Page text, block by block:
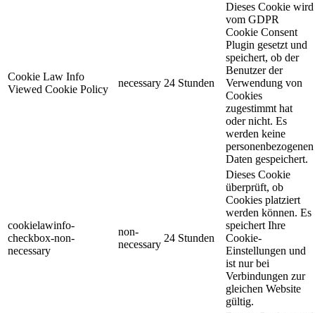
Cookie Law Info
Viewed Cookie Policy
necessary 24 Stunden
Dieses Cookie wird
vom GDPR
Cookie Consent
Plugin gesetzt und
speichert, ob der
Benutzer der
Verwendung von
Cookies
zugestimmt hat
oder nicht. Es
werden keine
personenbezogenen
Daten gespeichert.
cookielawinfo-
checkbox-non-
necessary
non-
necessary
24 Stunden
Dieses Cookie
überprüft, ob
Cookies platziert
werden können. Es
speichert Ihre
Cookie-
Einstellungen und
ist nur bei
Verbindungen zur
gleichen Website
gültig.